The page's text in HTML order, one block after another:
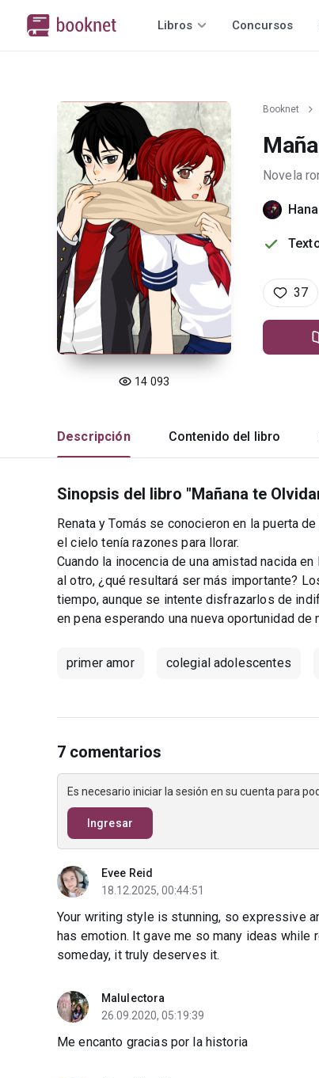
Libros Concursos
14 093
Booknet
Novela
37
Descripción Contenido del libro
Sinopsis del libro "Mañana te
Renata y Tomás se conocieron en la puerta
el cielo tenía razones para llorar.
Cuando la inocencia de una amistad nacida
al otro, ¿qué resultará ser más importante?
tiempo, aunque se intente disfrazarlos de
en pena esperando una nueva oportunidad de
primer amor colegial adolescentes
7 comentarios
Es necesario iniciar la sesión en su cuenta para
Ingresar
Evee Reid
18.12.2025, 00:44:51
Your writing style is stunning, so expressive
has emotion. It gave me so many ideas
someday, it truly deserves it.
Malulectora
26.09.2020, 05:19:39
Me encanto gracias por la historia